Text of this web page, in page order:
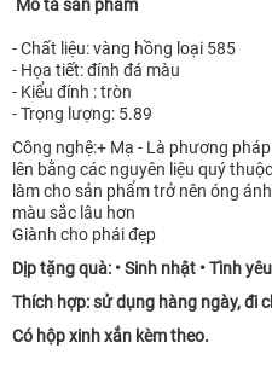
Mô tả sản phẩm
- Chất liệu: vàng hồng loại 585
- Họa tiết: đính đá màu
- Kiểu đính : tròn
- Trọng lượng: 5.89
Công nghệ:+ Mạ - Là phương
lên bằng các nguyên liệu quý
làm cho sản phẩm trở nên óng
màu sắc lâu hơn
Giành cho phái đẹp
Dịp tặng quà: • Sinh nhật • Tình
Thích hợp: sử dụng hàng ngày, đi
Có hộp xinh xắn kèm theo.